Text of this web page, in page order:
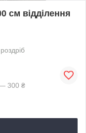
см відділення
— 300 ₴